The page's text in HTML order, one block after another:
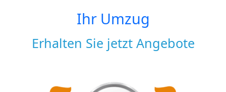
Ihr Umzug
Erhalten Sie jetzt Angebote